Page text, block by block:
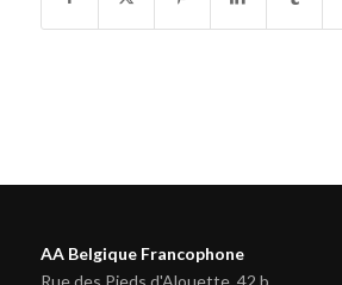
AA Belgique Francophone
Rue des Pieds d'Alouette, 42 b